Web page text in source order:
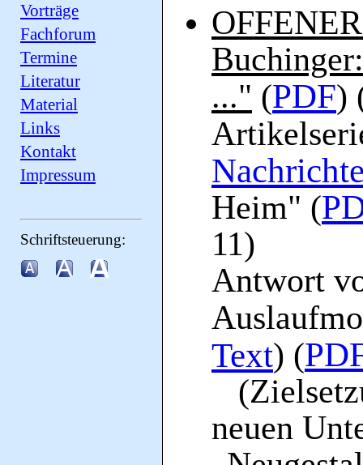
Vorträge
Fachforum
Termine
Literatur
Material
Links
Kontakt
Impressum
Schriftsteuerung:
..." (PDF)
Heim" (
11)
Antwort
Text) (
neuen